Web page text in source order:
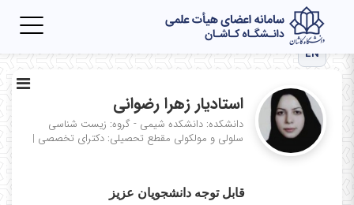
EN
استادیار زهرا رضوانی
دانشکده: دانشکده شیمی - گروه: زیست شناسی
سلولی و مولکولی مقطع تحصیلی: دکترای تخصصی |
قابل توجه دانشجویان عزیز